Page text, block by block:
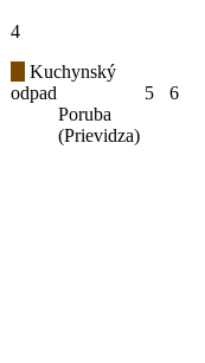
4
Kuchynský
odpad
Poruba
(Prievidza)
5 6